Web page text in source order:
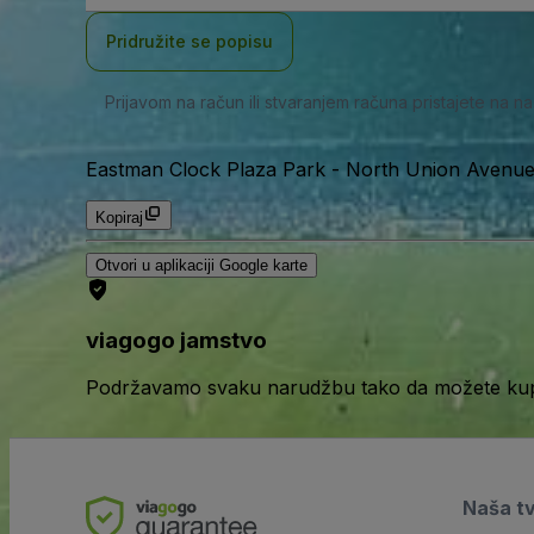
Pridružite se popisu
Prijavom na račun ili stvaranjem računa pristajete na
Eastman Clock Plaza Park - North Union
Kopiraj
Otvori u aplikaciji Google karte
viagogo jamstvo
Podržavamo svaku narudžbu tako da možete
Naša